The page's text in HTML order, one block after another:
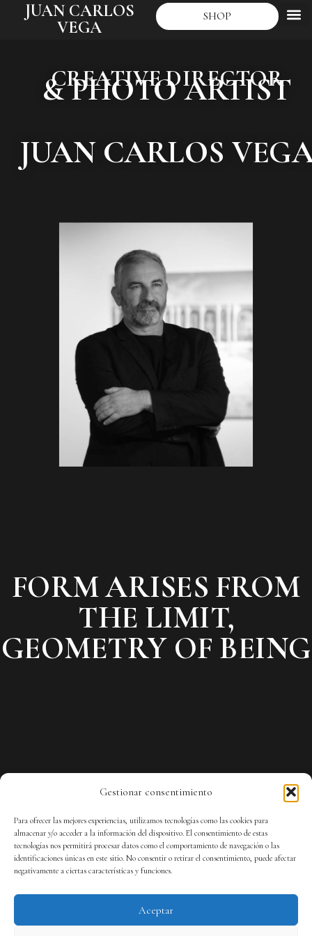
Gestionar consentimiento
Para ofrecer las mejores experiencias, utilizamos tecnologías como las cookies para
almacenar y/o acceder a la información del dispositivo. El consentimiento de estas
tecnologías nos permitirá procesar datos como el comportamiento de navegación o las
identificaciones únicas en este sitio. No consentir o retirar el consentimiento, puede afectar
negativamente a ciertas características y funciones.
Aceptar
JUAN CARLOS
VEGA
SHOP
CREATIVE DIRECTOR
& PHOTO ARTIST
JUAN CARLOS
FORM ARISES FROM
THE LIMIT,
GEOMETRY OF BEING